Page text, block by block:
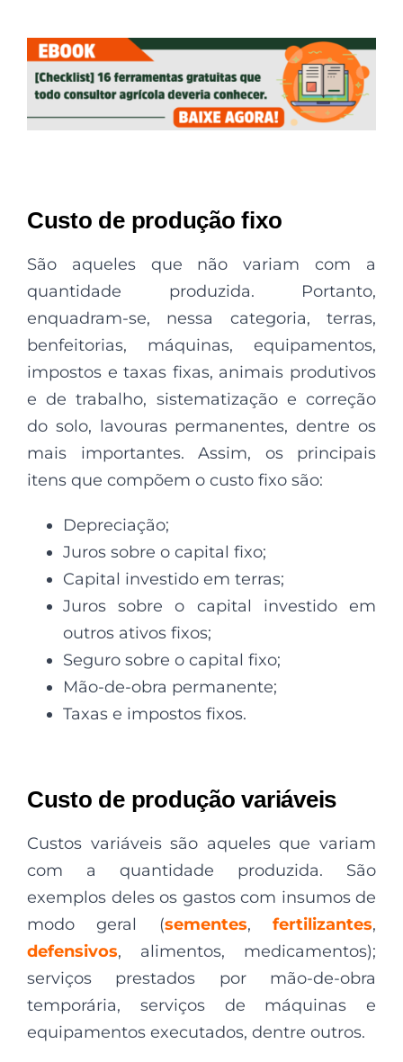
Custo de produção fixo
São aqueles que não variam com a
quantidade produzida. Portanto,
enquadram-se, nessa categoria, terras,
benfeitorias, máquinas, equipamentos,
impostos e taxas fixas, animais produtivos
e de trabalho, sistematização e correção
do solo, lavouras permanentes, dentre os
mais importantes. Assim, os principais
itens que compõem o custo fixo são:
Depreciação;
Juros sobre o capital fixo;
Capital investido em terras;
Juros sobre o capital investido em
outros ativos fixos;
Seguro sobre o capital fixo;
Mão-de-obra permanente;
Taxas e impostos fixos.
Custo de produção variáveis
Custos variáveis são aqueles que variam
com a quantidade produzida. São
exemplos deles os gastos com insumos de
modo geral (sementes,fertilizantes,
defensivos, alimentos, medicamentos);
serviços prestados por mão-de-obra
temporária, serviços de máquinas e
equipamentos executados, dentre outros.